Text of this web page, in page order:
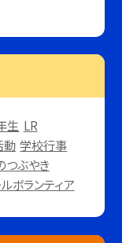
生 LR
動 学校行事
つぶやき
ボランティア